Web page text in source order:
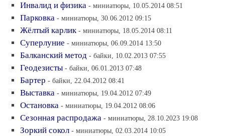
Инвалид и физика - миниатюры, 10.05.2014 08:51
Парковка - миниатюры, 30.06.2012 09:15
Жёлтый карлик - миниатюры, 18.05.2014 08:11
Суперлуние - миниатюры, 06.09.2014 13:50
Балканский метод - байки, 10.02.2013 07:55
Геодезисты - байки, 06.01.2013 07:48
Бартер - байки, 22.04.2012 08:41
Выставка - миниатюры, 19.04.2012 07:49
Остановка - миниатюры, 19.04.2012 08:06
Сезонная распродажа - миниатюры, 28.10.2023 19:08
Зоркий сокол - миниатюры, 02.03.2014 10:05